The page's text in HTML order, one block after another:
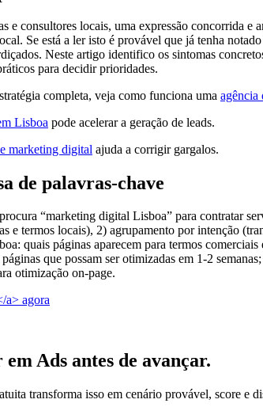
consultores locais, uma expressão concorrida
Se está a ler isto é provável que já tenha
Neste artigo identifico os sintomas
para decidir prioridades.
completa, veja como funciona uma agência
Lisboa pode acelerar a geração de leads.
marketing digital ajuda a corrigir gargalos.
de palavras-chave
“marketing digital Lisboa” para contratar
e termos locais), 2) agrupamento por intenção
quais páginas aparecem para termos
que possam ser otimizadas em 1-2
otimização on-page.
a> agora
Ads antes de avançar.
transforma isso em cenário provável, score e